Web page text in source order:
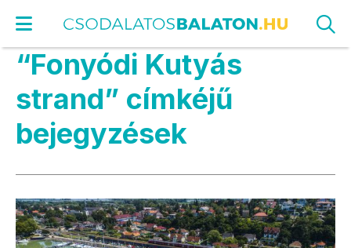
“Fonyódi Kutyás
strand” címkéjű
bejegyzések